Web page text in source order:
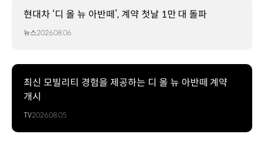
현대차 ‘디 올 뉴 아반떼’, 계약 첫날 1만 대 돌파
뉴스2026.08.06
최신 모빌리티 경험을 제공하는 디 올 뉴 아반떼 계약
개시
TV2026.08.05